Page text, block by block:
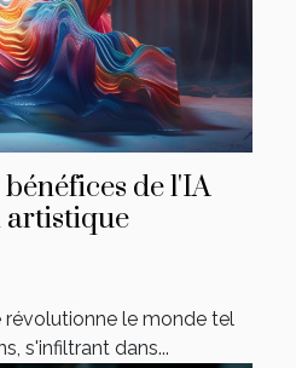
de l'IA
artistique
révolutionne le monde tel
s'infiltrant dans...